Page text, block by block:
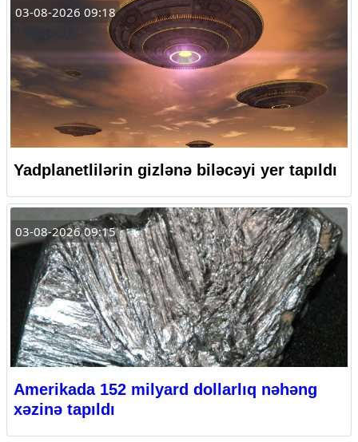
03-08-2026 09:18
Yadplanetlilərin gizlənə biləcəyi yer tapıldı
03-08-2026 09:15
Amerikada 152 milyard dollarlıq nəhəng
xəzinə tapıldı